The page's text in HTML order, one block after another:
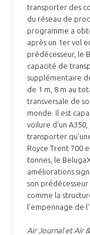
transporter des
du réseau de
programme a
après un 1er vol
prédécesseur, le
capacité de
supplémentaire
de 1 m, 8 m au
transversale de
monde. Il est
voilure d'un
transporter
Royce Trent 700
tonnes, le
améliorations
son
comme la
l'empennage de
Air Journal et Air